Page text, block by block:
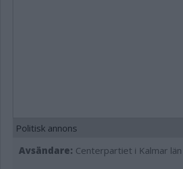
Politisk annons
Avsändare: Centerpartiet i Kalmar län